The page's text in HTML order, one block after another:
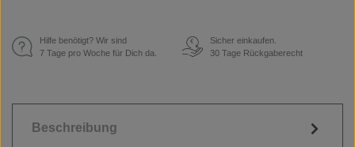
Hilfe benötigt? Wir sind
7 Tage pro Woche für Dich da.
€
Sicher einkaufen.
30 Tage Rückgaberecht
Beschreibung